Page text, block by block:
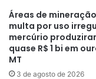
Áreas de
multa por uso
mercúrio
quase R$ 1 bi em
MT
3 de agosto de 2026